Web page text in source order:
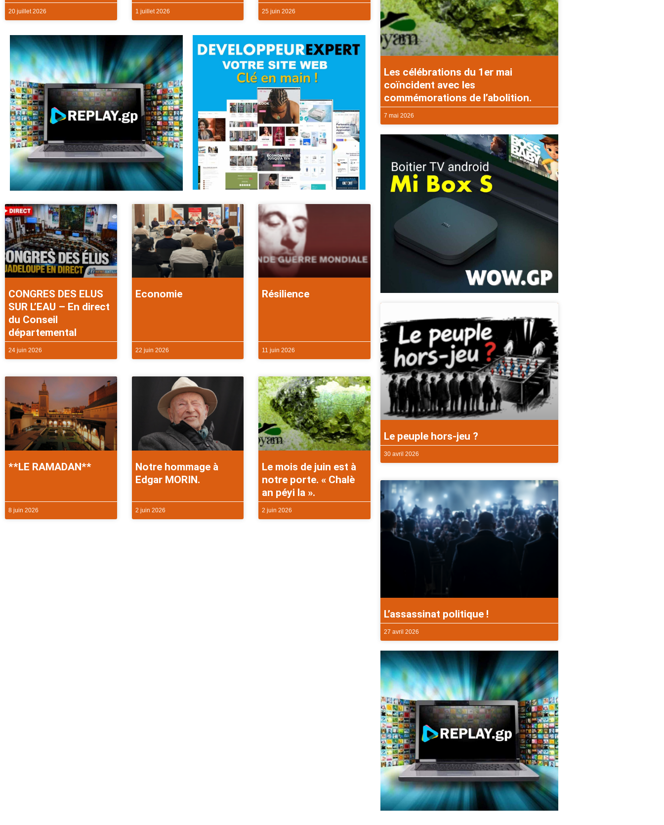
20 juillet 2026 1 juillet 2026 25 juin 2026
CONGRES DES ELUS
SUR L’EAU – En direct
du Conseil
départemental
24 juin 2026
Economie
22 juin 2026
Résilience
11 juin 2026
**LE RAMADAN**
8 juin 2026
Notre hommage à
Edgar MORIN.
2 juin 2026
Le mois de juin est à
notre porte. « Chalè
an péyi la ».
2 juin 2026
Les célébrations du 1er mai
coïncident avec les
commémorations de l’abolition.
7 mai 2026
Le peuple hors-jeu ?
30 avril 2026
L’assassinat politique !
27 avril 2026